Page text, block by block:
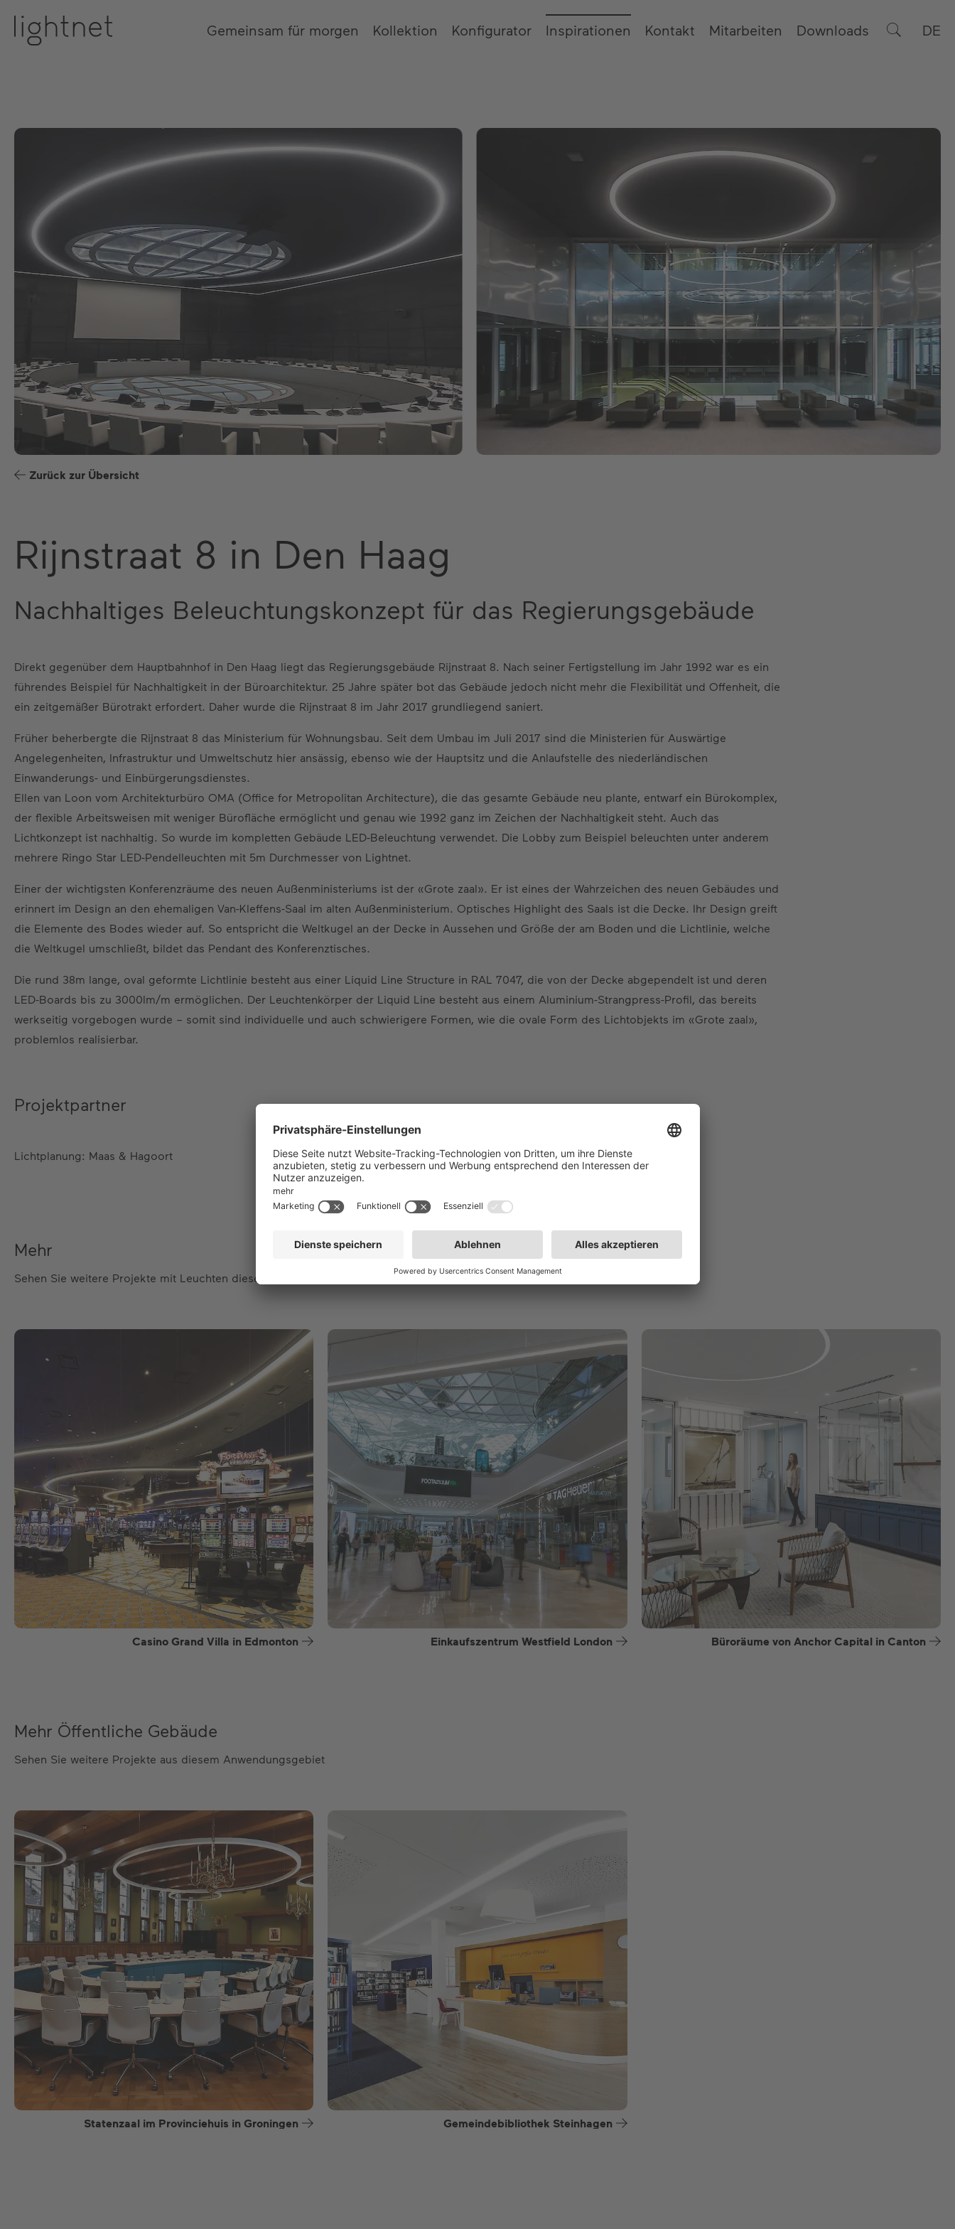
Gemeinsam für morgen Kollektion Konfigurator Inspirationen Kontakt Mitarbeiten Downloads DE
Zurück zur Übersicht
Rijnstraat 8 in Den Haag
Nachhaltiges Beleuchtungskonzept für das Regierungsgebäude
Direkt gegenüber dem Hauptbahnhof in Den Haag liegt das Regierungsgebäude Rijnstraat 8. Nach seiner Fertigstellung im Jahr 1992 war es ein
führendes Beispiel für Nachhaltigkeit in der Büroarchitektur. 25 Jahre später bot das Gebäude jedoch nicht mehr die Flexibilität und Offenheit, die
ein zeitgemäßer Bürotrakt erfordert. Daher wurde die Rijnstraat 8 im Jahr 2017 grundliegend saniert.
Früher beherbergte die Rijnstraat 8 das Ministerium für Wohnungsbau. Seit dem Umbau im Juli 2017 sind die Ministerien für Auswärtige
Angelegenheiten, Infrastruktur und Umweltschutz hier ansässig, ebenso wie der Hauptsitz und die Anlaufstelle des niederländischen
Einwanderungs- und Einbürgerungsdienstes.
Ellen van Loon vom Architekturbüro OMA (Office for Metropolitan Architecture), die das gesamte Gebäude neu plante, entwarf ein Bürokomplex,
der flexible Arbeitsweisen mit weniger Bürofläche ermöglicht und genau wie 1992 ganz im Zeichen der Nachhaltigkeit steht. Auch das
Lichtkonzept ist nachhaltig. So wurde im kompletten Gebäude LED-Beleuchtung verwendet. Die Lobby zum Beispiel beleuchten unter anderem
mehrere Ringo Star LED-Pendelleuchten mit 5m Durchmesser von Lightnet.
Einer der wichtigsten Konferenzräume des neuen Außenministeriums ist der «Grote zaal». Er ist eines der Wahrzeichen des neuen Gebäudes und
erinnert im Design an den ehemaligen Van-Kleffens-Saal im alten Außenministerium. Optisches Highlight des Saals ist die Decke. Ihr Design greift
die Elemente des Bodes wieder auf. So entspricht die Weltkugel an der Decke in Aussehen und Größe der am Boden und die Lichtlinie, welche
die Weltkugel umschließt, bildet das Pendant des Konferenztisches.
Die rund 38m lange, oval geformte Lichtlinie besteht aus einer Liquid Line Structure in RAL 7047, die von der Decke abgependelt ist und deren
LED-Boards bis zu 3000lm/m ermöglichen. Der Leuchtenkörper der Liquid Line besteht aus einem Aluminium-Strangpress-Profil, das bereits
werkseitig vorgebogen wurde – somit sind individuelle und auch schwierigere Formen, wie die ovale Form des Lichtobjekts im «Grote zaal»,
problemlos realisierbar.
Projektpartner
Lichtplanung: Maas & Hagoort
Mehr
Sehen Sie weitere Projekte mit Leuchten dieser Produktfamilie
Casino Grand Villa in Edmonton Einkaufszentrum Westfield London Büroräume von Anchor Capital in Canton
Mehr Öffentliche Gebäude
Sehen Sie weitere Projekte aus diesem Anwendungsgebiet
Statenzaal im Provinciehuis in Groningen Gemeindebibliothek Steinhagen